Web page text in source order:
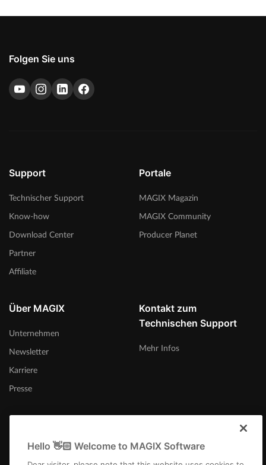
Folgen Sie uns
Support
Technischer Support
Know-how
Download Center
Partner
Affiliate
Portale
MAGIX Magazin
MAGIX Community
Producer Planet
Über MAGIX
Unternehmen
Newsletter
Karriere
Presse
Kontakt zum
Technischen Support
Mehr Infos
Österreich
Hello 👋🏻 Welcome to MAGIX Software